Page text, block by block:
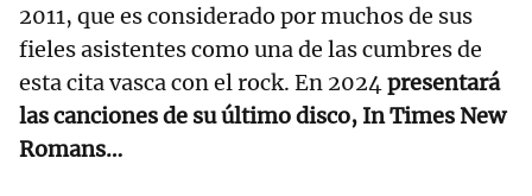
2011, que es considerado por muchos de sus
fieles asistentes como una de las cumbres de
esta cita vasca con el rock. En 2024presentará
las canciones de su último disco, In Times New
Romans…